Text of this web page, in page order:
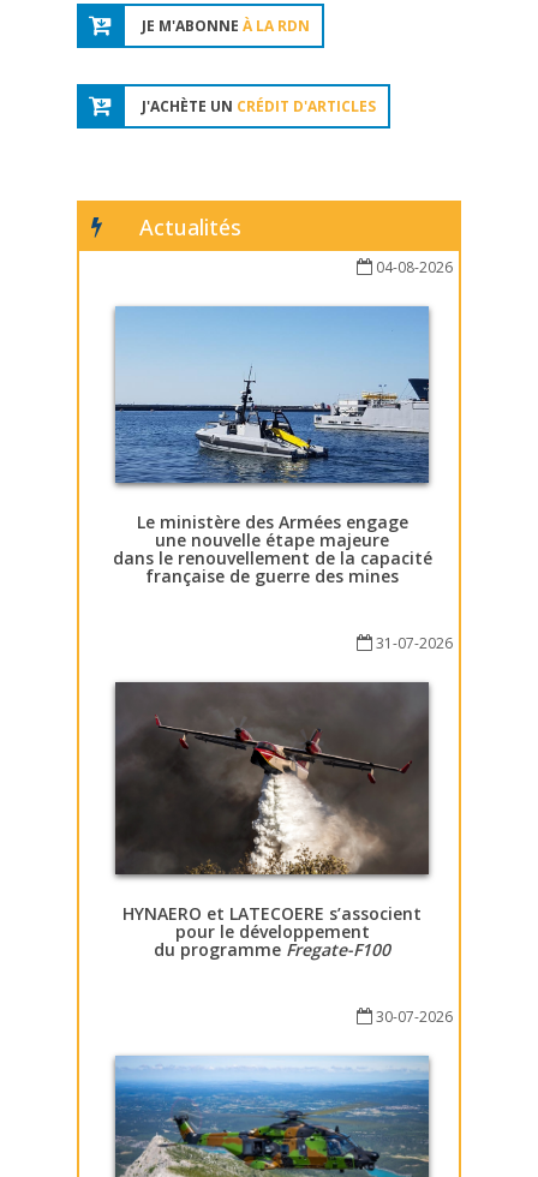
JE M'ABONNE À LA RDN
J'ACHÈTE UN CRÉDIT D'ARTICLES
Actualités
04-08-2026
Le ministère des Armées engage
une nouvelle étape majeure
dans le renouvellement de la capacité
française de guerre des mines
31-07-2026
HYNAERO et LATECOERE s’associent
pour le développement
du programme Fregate-F100
30-07-2026